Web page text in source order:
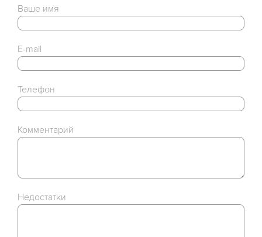
Ваше имя
E-mail
Телефон
Комментарий
Недостатки